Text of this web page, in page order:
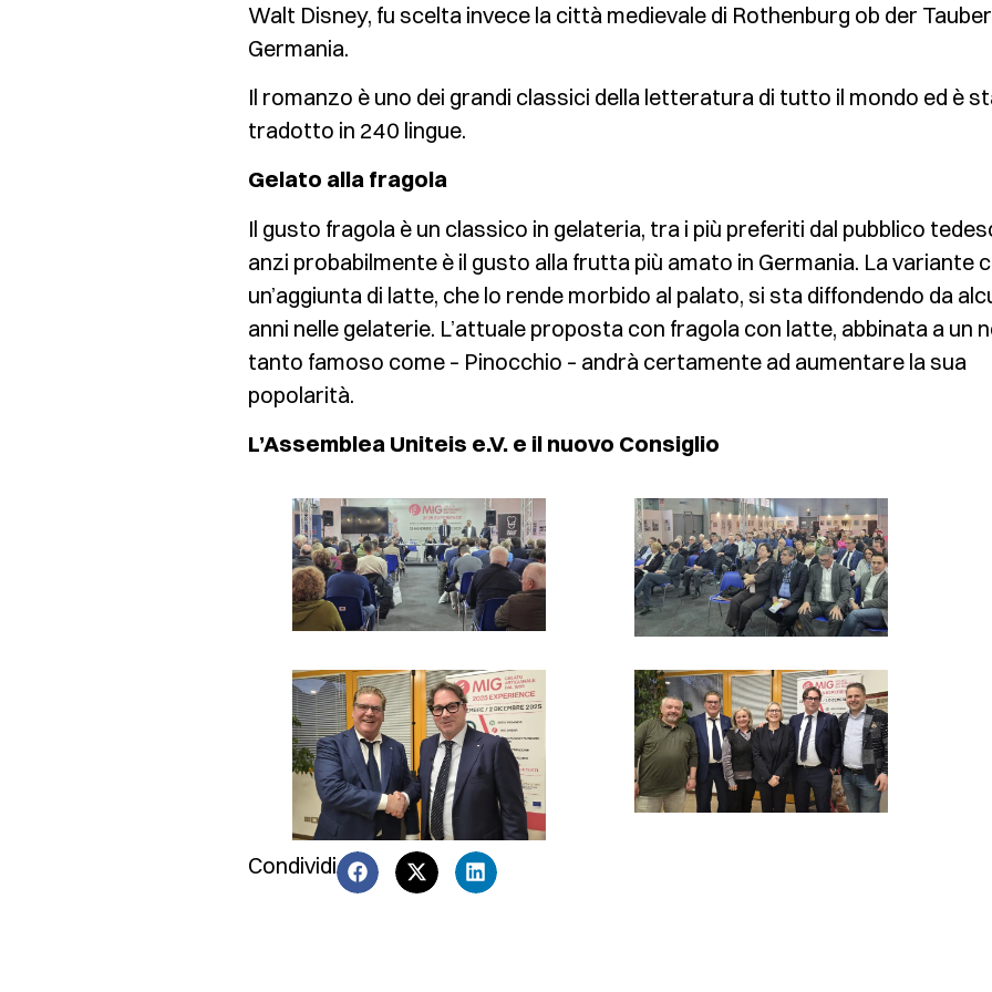
Walt Disney, fu scelta invece la città medievale di Rothenburg ob der
Germania.
Il romanzo è uno dei grandi classici della letteratura di tutto il mondo ed è
tradotto in 240 lingue.
Gelato alla fragola
Il gusto fragola è un classico in gelateria, tra i più preferiti dal pubblico
anzi probabilmente è il gusto alla frutta più amato in Germania. La variante
un’aggiunta di latte, che lo rende morbido al palato, si sta diffondendo da
anni nelle gelaterie. L’attuale proposta con fragola con latte, abbinata a un
tanto famoso come – Pinocchio – andrà certamente ad aumentare la sua
popolarità.
L’Assemblea Uniteis e.V. e il nuovo Consiglio
Condividi